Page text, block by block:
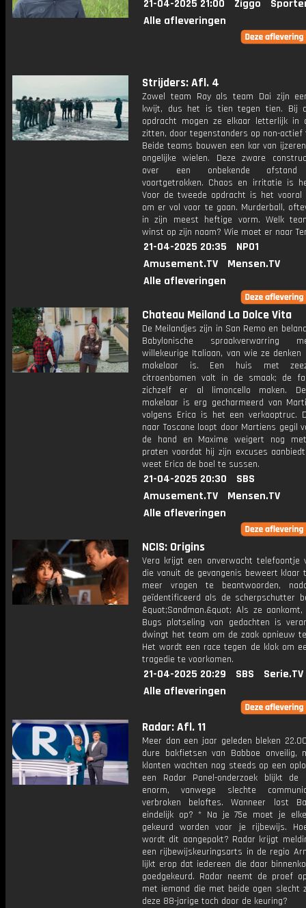
21-04-2025 21:00 Ziggo
Alle afleveringen
Strijders: Afl. 4
Zowel team Ray als team Dai zijn
kwijt, dus het is tien tegen tien. Bij
opdracht mogen ze elkaar letterlijk in
zitten, door tegenstanders op non-
Beide teams bouwen een kar van
ongelijke wielen. Deze zware
over een onbekende afstand
voortgetrokken. Chaos en irritatie is
Voor de tweede opdracht is het vooral
om er vol voor te gaan. Murderball,
in zijn meest heftige vorm. Welk
winst op zijn naam? Wie moet er naar
21-04-2025 20:35
NPO1
Amusement.TV
Mensen.TV
Alle afleveringen
Chateau Meiland La Dolce Vita
De Meilandjes zijn in San Remo en
Babylonische spraakverwarring
willekeurige Italiaan, van wie ze
makelaar is. Een huis met
citroenbomen valt in de smaak; de
zichzelf er al limoncello maken.
makelaar is erg gecharmeerd van
volgens Erica is het een verkooptruc.
naar Toscane loopt door Martiens gegil
de hand en Maxime weigert nog
praten voordat hij zijn excuses
weet Erica de boel te sussen.
21-04-2025 20:30
SBS
Amusement.TV
Mensen.TV
Alle afleveringen
NCIS: Origins
Vera krijgt een onverwacht telefoontje
die vanuit de gevangenis beweert klaar
meer vragen te beantwoorden,
geïdentificeerd als de scherpschutter
&quot;Sandman.&quot; Als ze
Bugs plotseling van gedachten is
dwingt het team om de zaak opnieuw
Het wordt een race tegen de klok om
tragedie te voorkomen.
21-04-2025 20:29 SBS
Serie.TV
Alle afleveringen
Radar: Afl. 11
Meer dan een jaar geleden bleken
dure bakfietsen van Babboe onveilig,
klanten wachten nog steeds op een
een Radar Panel-onderzoek blijkt de
enorm, vanwege slechte
verbroken beloftes. Wanneer lost
eindelijk op? * Na je 75e moet je
gekeurd worden voor je rijbewijs.
wordt dit aangepakt? Radar krijgt
een rijbewijskeuringsarts in de regio
lijkt erop dat iedereen die daar
goedgekeurd. Radar neemt de proef
met iemand die met beide ogen slecht
deze 88-jarige toch door de keuring?